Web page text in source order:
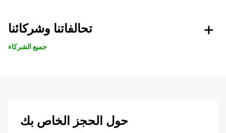
تحالفاتنا وشركائنا
جميع الشركاء
حول الحجز الخاص بك